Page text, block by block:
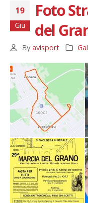
19
Giu
Foto
del
By avisport